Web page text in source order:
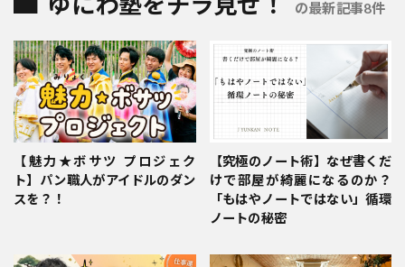
の最新記事8件
【魅力★ボサツ プロジェク
ト】パン職人がアイドルのダン
スを？！
【究極のノート術】なぜ書くだ
けで部屋が綺麗になるのか？
「もはやノートではない」循環
ノートの秘密